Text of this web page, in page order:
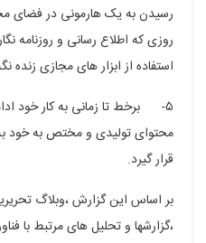
رسیدن به یک هارمونی در فضای
روزی که اطلاع رسانی و روزنامه
استفاده از ابزار های مجازی زنده
۵- برخط تا زمانی به کار خود
محتوای تولیدی و مختص به خود
قرار گیرد.
بر اساس این گزارش ،وبلاگ
،گزارشها و تحلیل های مرتبط با